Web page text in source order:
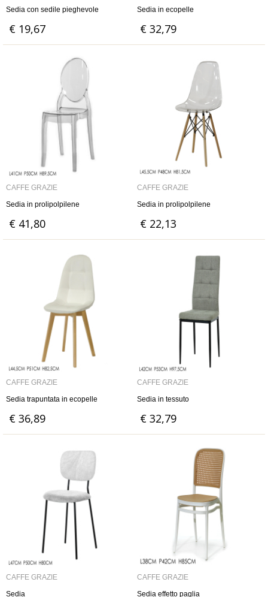
Sedia con sedile pieghevole
€ 19,67
Sedia in ecopelle
€ 32,79
CAFFÈ GRAZIE
Sedia in prolipolpilene
€ 41,80
CAFFÈ GRAZIE
Sedia in prolipolpilene
€ 22,13
CAFFÈ GRAZIE
Sedia trapuntata in ecopelle
€ 36,89
CAFFÈ GRAZIE
Sedia in tessuto
€ 32,79
CAFFÈ GRAZIE
Sedia
CAFFÈ GRAZIE
Sedia effetto paglia